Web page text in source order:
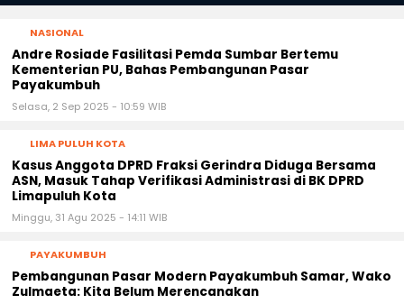
NASIONAL
Andre Rosiade Fasilitasi Pemda Sumbar Bertemu
Kementerian PU, Bahas Pembangunan Pasar
Payakumbuh
Selasa, 2 Sep 2025 - 10:59 WIB
LIMA PULUH KOTA
Kasus Anggota DPRD Fraksi Gerindra Diduga Bersama
ASN, Masuk Tahap Verifikasi Administrasi di BK DPRD
Limapuluh Kota
Minggu, 31 Agu 2025 - 14:11 WIB
PAYAKUMBUH
Pembangunan Pasar Modern Payakumbuh Samar, Wako
Zulmaeta: Kita Belum Merencanakan